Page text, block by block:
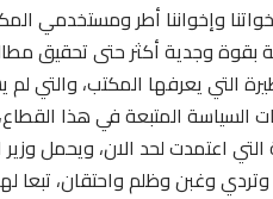
وإخواننا أطر ومستخدمي
بقوة وجدية أكثر حتى تحقيق
السياسة المتبعة في هذا
اعتمدت لحد الان، ويحمل
وغبن وظلم واحتقان، تبعا